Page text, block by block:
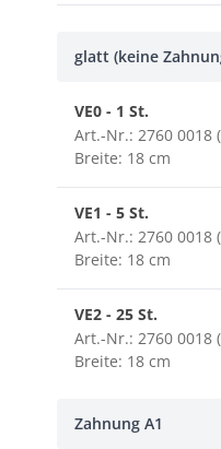
glatt (keine
VE0 - 1 St.
Art.-Nr.: 2760 0018
Breite: 18 cm
VE1 - 5 St.
Art.-Nr.: 2760 0018
Breite: 18 cm
VE2 - 25 St.
Art.-Nr.: 2760 0018
Breite: 18 cm
Zahnung A1